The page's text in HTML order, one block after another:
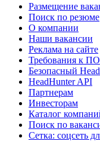
Размещение
Поиск по резюме
О компании
Наши вакансии
Реклама на сайте
Требования к ПО
Безопасный
HeadHunter API
Партнерам
Инвесторам
Каталог
Поиск по
Сетка: соцсеть